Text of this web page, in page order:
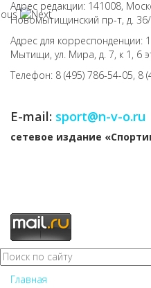
Адрес редакции: 141008,
Новомытищинский пр-т, д.
Адрес для корреспонденции:
Мытищи, ул. Мира, д. 7, к 1, 6
Телефон: 8 (495) 786-54-05, 8
E-mail: sport@n-v-o.ru
cетевое издание
Главная